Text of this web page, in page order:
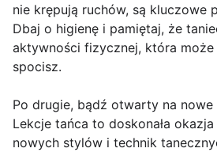
nie krępują ruchów, są kluczowe
Dbaj o higienę i pamiętaj, że
aktywności fizycznej, która może
spocisz.
Po drugie, bądź otwarty na nowe
Lekcje tańca to doskonała
nowych stylów i technik